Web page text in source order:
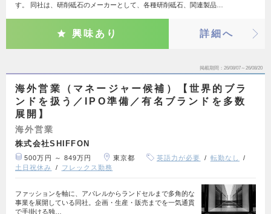
す。 同社は、研削砥石のメーカーとして、各種研削砥石、関連製品…
興味あり 詳細へ
掲載期間 26/08/07～26/08/20
海外営業（マネージャー候補）【世界的ブラ
ンドを扱う／IPO準備／有名ブランドを多数
展開】
海外営業
株式会社SHIFFON
500万円 ～ 849万円 東京都 英語力が必要
転勤なし
土日祝休み
フレックス勤務
ファッションを軸に、アパレルからランドセルまで多角的な
事業を展開している同社。企画・生産・販売までを一気通貫
で手掛ける独…